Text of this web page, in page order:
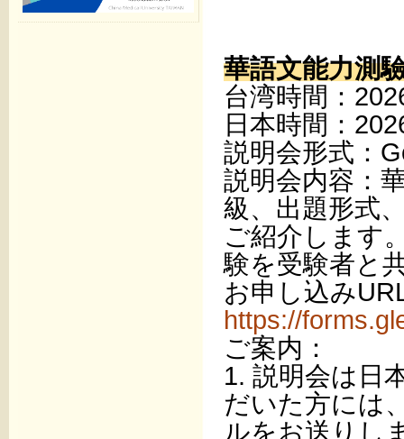
華語文能力測
台湾時間：
日本時間：
説明会形式：
説明会内容：
級、出題形式
ご紹介します
験を受験者と
お申し込み
https://
ご案内：
1. 説明会は日
だいた方には
ルをお送りし